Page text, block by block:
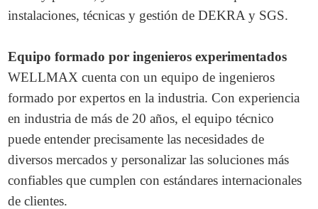
instalaciones, técnicas y gestión de DEKRA y SGS.
Equipo formado por ingenieros experimentados
WELLMAX cuenta con un equipo de ingenieros
formado por expertos en la industria. Con experiencia
en industria de más de 20 años, el equipo técnico
puede entender precisamente las necesidades de
diversos mercados y personalizar las soluciones más
confiables que cumplen con estándares internacionales
de clientes.